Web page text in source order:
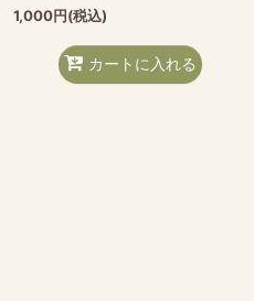
1,000円(税込)
カートに入れる